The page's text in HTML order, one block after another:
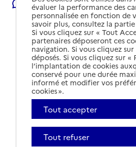
Signaler une erreur
évaluer la performance des
personnalisée en fonction
savoir plus, consultez la
Si vous cliquez sur « Tout
partenaires déposeront ces
navigation. Si vous cliquez
déposés. Si vous cliquez sur
l’implantation de cookies
conservé pour une durée
informé et modifier vos
cookies ».
Tout accepter
Tout refuser